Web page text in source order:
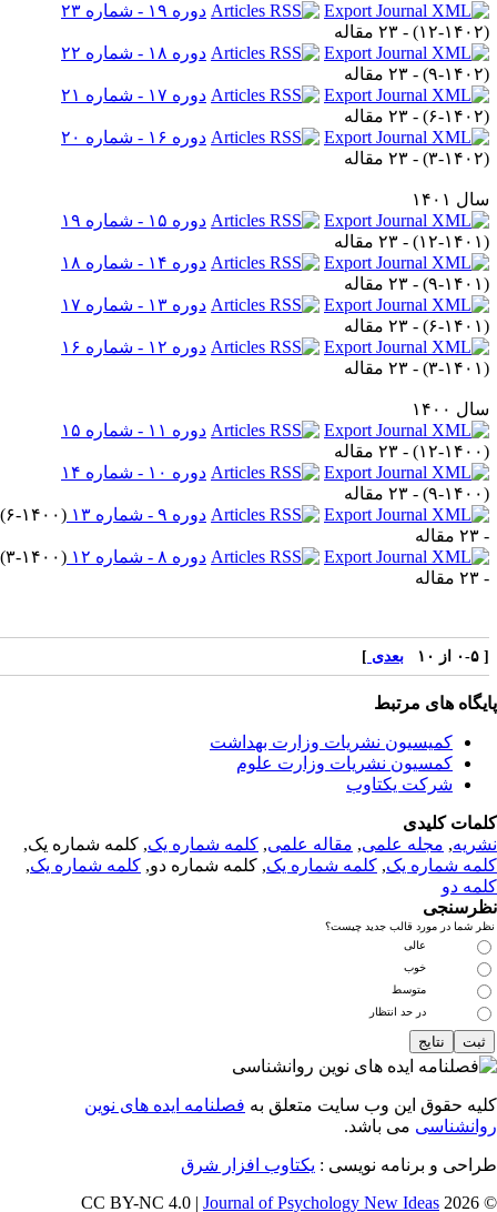
دوره ۱۹ - شماره ۲۳
۱۲-۱۴۰۲) - ۲۳ مقاله
دوره ۱۸ - شماره ۲۲
۹-۱۴۰۲) - ۲۳ مقاله
دوره ۱۷ - شماره ۲۱
۶-۱۴۰۲) - ۲۳ مقاله
دوره ۱۶ - شماره ۲۰
۳-۱۴۰۲) - ۲۳ مقاله
۱۴۰۱
دوره ۱۵ - شماره ۱۹
۱۲-۱۴۰۱) - ۲۳ مقاله
دوره ۱۴ - شماره ۱۸
۹-۱۴۰۱) - ۲۳ مقاله
دوره ۱۳ - شماره ۱۷
۶-۱۴۰۱) - ۲۳ مقاله
دوره ۱۲ - شماره ۱۶
۳-۱۴۰۱) - ۲۳ مقاله
۱۴۰۰
دوره ۱۱ - شماره ۱۵
۱۲-۱۴۰۰) - ۲۳ مقاله
دوره ۱۰ - شماره ۱۴
۹-۱۴۰۰) - ۲۳ مقاله
دوره ۹ - شماره ۱۳
(۶-۱۴۰۰)
دوره ۸ - شماره ۱۲
(۳-۱۴۰۰)
بعدی]
های مرتبط
کمیسیون نشریات وزارت بهداشت
کمسیون نشریات وزارت علوم
شرکت یکتاوب
کلیدی
,مجله علمی, مقاله علمی, کلمه شماره یک, کلمه شماره یک,
شماره یک,کلمه شماره یک, کلمه شماره دو,کلمه شماره یک,
دو
شما در مورد قالب جدید چیست؟
عالی
خوب
متوسط
در حد انتظار
حقوق این وب سایت متعلق بهفصلنامه ایده های نوین
می باشد.
و برنامه نویسی : یکتاوب افزار شرق
©
Journal of Psychology New Ideas